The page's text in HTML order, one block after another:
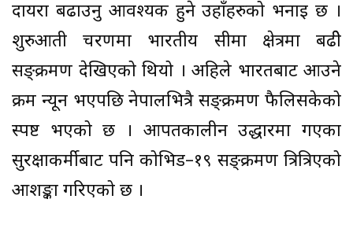
दायरा बढाउनु आवश्यक हुने उहाँहरुको भनाइ छ ।
शुरुआती चरणमा भारतीय सीमा क्षेत्रमा बढीे
सङ्क्रमण देखिएको थियो । अहिले भारतबाट आउने
क्रम न्यून भएपछि नेपालभित्रै सङ्क्रमण फैलिसकेको
स्पष्ट भएको छ । आपतकालीन उद्धारमा गएका
सुरक्षाकर्मीबाट पनि कोभिड–१९ सङ्क्रमण त्रित्रिएको
आशङ्का गरिएको छ ।